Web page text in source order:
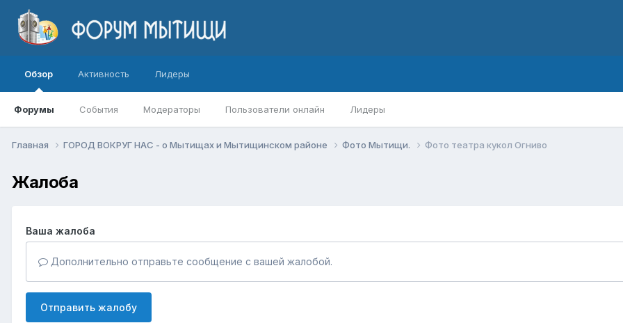
Обзор
Форумы События Модераторы Пользователи онлайн Лидеры
Активность Лидеры
Главная ГОРОД ВОКРУГ НАС - о Мытищах и Мытищинском районе Фото Мытищи. Фото театра кукол Огниво
Жалоба
Ваша жалоба
Дополнительно отправьте сообщение с вашей жалобой.
Отправить жалобу